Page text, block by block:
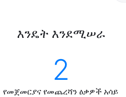
እንዴት እንደሚሠራ
2
የመጀመርያና የመጨረሻን ዕቃዎች አሳይ